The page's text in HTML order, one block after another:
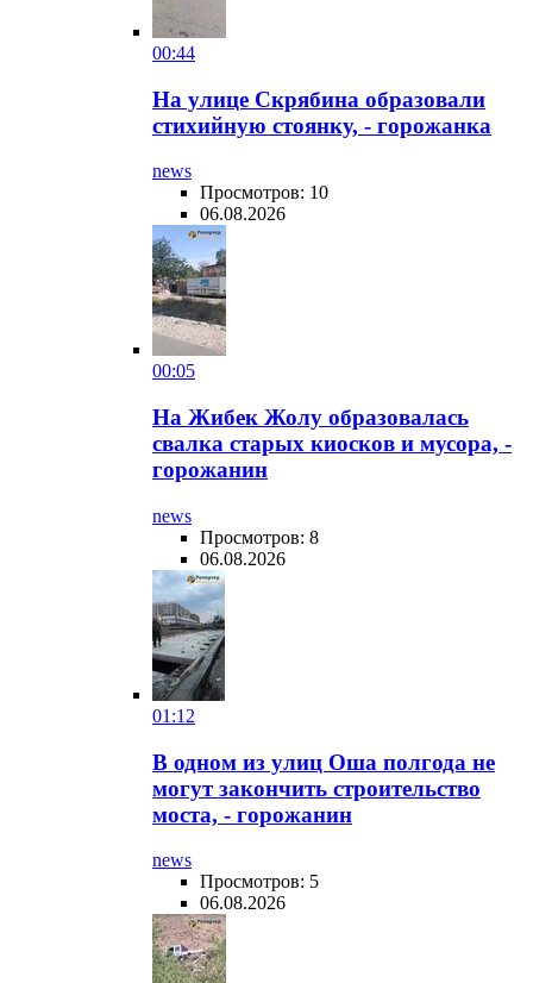
00:44
На улице Скрябина образовали
стихийную стоянку, - горожанка
news
Просмотров: 10
06.08.2026
00:05
На Жибек Жолу образовалась
свалка старых киосков и мусора, -
горожанин
news
Просмотров: 8
06.08.2026
01:12
В одном из улиц Оша полгода не
могут закончить строительство
моста, - горожанин
news
Просмотров: 5
06.08.2026